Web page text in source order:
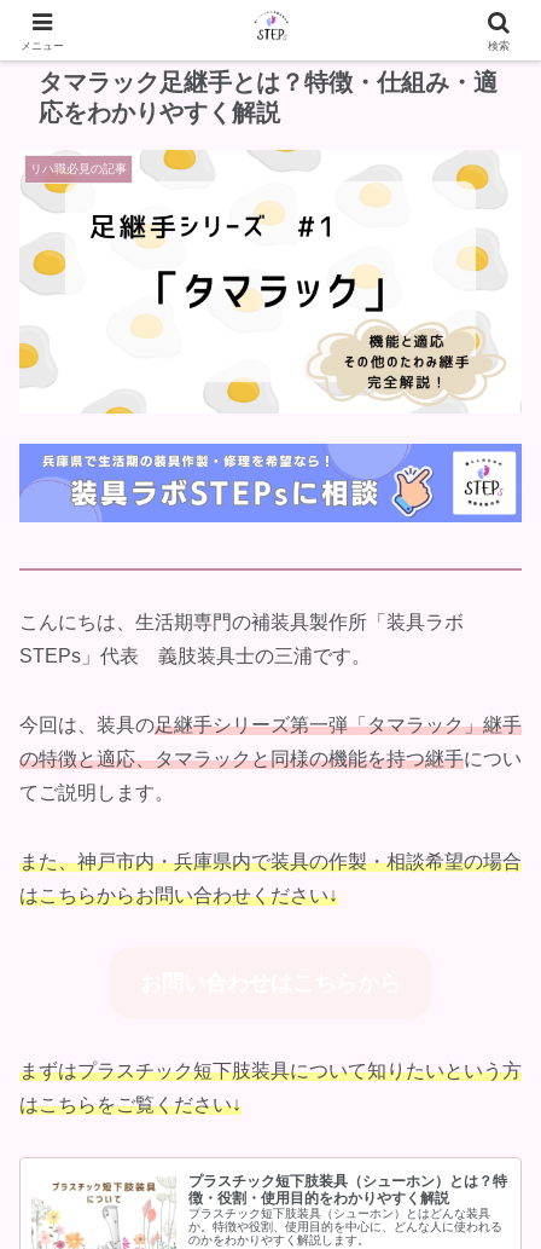
タマラック足継手とは？特徴・仕組み・適
応をわかりやすく解説
リハ職必見の記事
こんにちは、生活期専門の補装具製作所「装具ラボ
STEPs」代表 義肢装具士の三浦です。
今回は、装具の足継手シリーズ第一弾「タマラック」継手
の特徴と適応、タマラックと同様の機能を持つ継手につい
てご説明します。
また、神戸市内・兵庫県内で装具の作製・相談希望の場合
はこちらからお問い合わせください↓
まずはプラスチック短下肢装具について知りたいという方
はこちらをご覧ください↓
プラスチック短下肢装具（シューホン）とは？特
徴・役割・使用目的をわかりやすく解説
プラスチック短下肢装具（シューホン）とはどんな装具
か。特徴や役割、使用目的を中心に、どんな人に使われる
のかをわかりやすく解説します。
メニュー 検索